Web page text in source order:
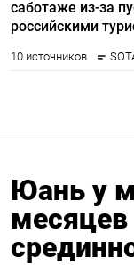
Юань у
месяцев